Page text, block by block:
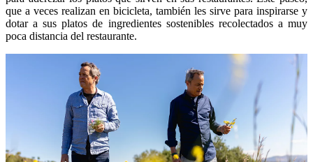
que a veces realizan en bicicleta, también les sirve para inspirarse y
dotar a sus platos de ingredientes sostenibles recolectados a muy
poca distancia del restaurante.